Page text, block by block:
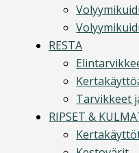
RESTA
Tarvikkeet
RIPSET &